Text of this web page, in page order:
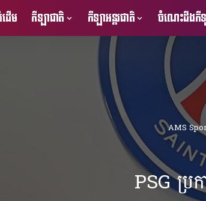
ើម កីឡាជាតិ កីឡាអន្តរជាតិ ចំណេះដឹងកី
AMS
PSG ប្